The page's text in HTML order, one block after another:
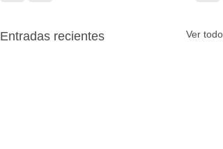
Entradas recientes Ver todo